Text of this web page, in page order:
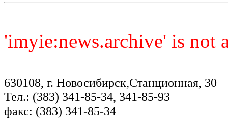
'imyie:news.archive' is not
630108, г. Новосибирск,Станционная, 30
Тел.: (383) 341-85-34, 341-85-93
факс: (383) 341-85-34